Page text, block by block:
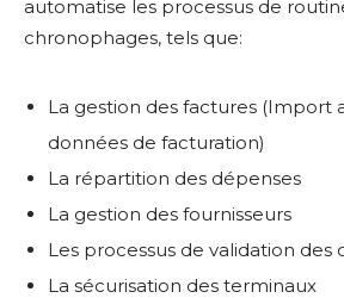
automatise les processus de
chronophages, tels que:
La gestion des factures (Import
données de facturation)
La répartition des dépenses
La gestion des fournisseurs
Les processus de validation des
La sécurisation des terminaux